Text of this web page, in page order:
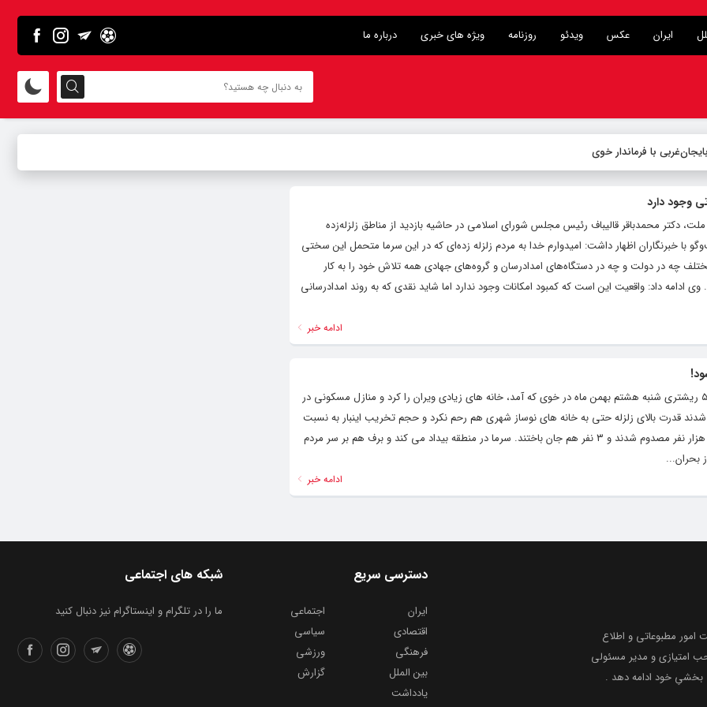
ایران عکس ویدئو روزنامه ویژه های خبری درباره ما
با فرماندار خوی
وجود دارد
دکتر محمدباقر قالیباف رئیس مجلس شورای اسلامی در حاشیه بازدید از مناطق زلزله‌زده
با خبرنگاران اظهار داشت: امیدوارم خدا به مردم زلزله زده‌ای که در این سرما متحمل این سختی
چه در دولت و چه در دستگاه‌های امدادرسان و گروه‌های جهادی همه تلاش خود را به کار
وی ادامه داد: واقعیت این است که کمبود امکانات وجود ندارد اما شاید نقدی که به روند امدادرسانی
ادامه خبر
به گزارش “خبرخوی” به نقل از هاژه ، زلزله ۵.٩ ریشتری شنبه هشتم بهمن ماه در خوی که آمد، خانه های زیادی ویران را کرد و منازل مسکونی در
٢٠ تا ٨٠ درصد تخریب شدند قدرت بالای زلزله حتی به خانه های نوساز شهری هم رحم نکرد و حجم تخریب اینبار به نسبت
زلزله های پیشین در خوی بیشتر بود. بیش از هزار نفر مصدوم شدند و ٣ نفر هم جان باختند. سرما در منطقه بیداد می کند و برف هم بر سر مردم
بحران...
ادامه خبر
شماره ثبت ۸۶۸۱۴ از معاونت امور مطبوعاتی و اطلاع
اسلامی توفیق یافت از ۲۰ مرداد ماه سال ۱۳۹۹ با صاحب امتیازی و مدیر مسئولی
بخشیِ خود ادامه دهد .
شبکه های اجتماعی
ما را در تلگرام و اینستاگرام نیز دنبال کنید
دسترسی سریع
ایران
اجتماعی
اقتصادی
سیاسی
فرهنگی
ورزشی
بین الملل
گزارش
یادداشت